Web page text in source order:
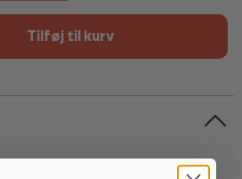
Tilføj til kurv
som er produceret i